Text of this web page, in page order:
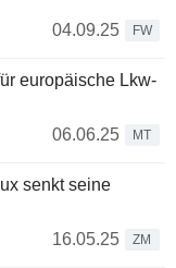
04.09.25
FW
europäische Lkw-
06.06.25
MT
senkt seine
16.05.25
ZM